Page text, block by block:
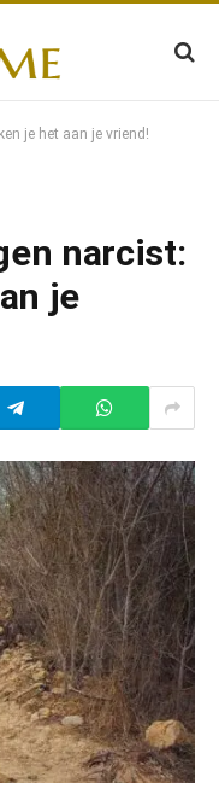
je het aan je vriend!
narcist:
je